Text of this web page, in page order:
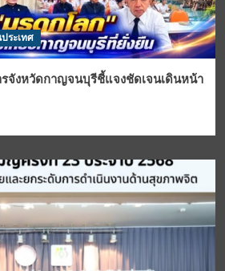
ระเทศ
จังหวัดกาญจนบุรีชี้แจงชัดเจนเดินหน้า